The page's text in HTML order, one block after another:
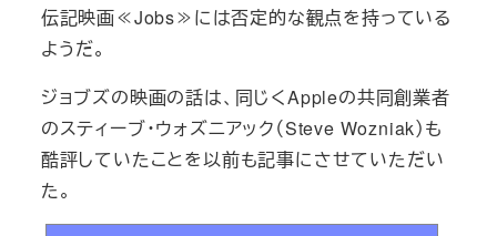
伝記映画≪Jobs≫には否定的な観点を持っている
ようだ。
ジョブズの映画の話は、同じくAppleの共同創業者
のスティーブ・ウォズニアック（Steve Wozniak）も
酷評していたことを以前も記事にさせていただい
た。